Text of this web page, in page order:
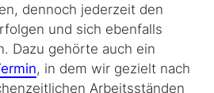
dennoch jederzeit den
und sich ebenfalls
Dazu gehörte auch ein
, in dem wir gezielt nach
Arbeitsständen